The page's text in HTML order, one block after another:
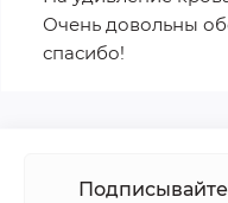
Очень довольны
спасибо!